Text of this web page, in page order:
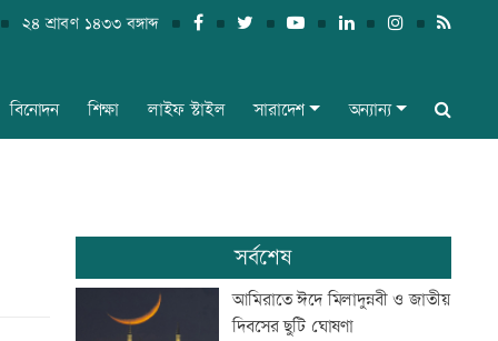
২৪ শ্রাবণ ১৪৩৩ বঙ্গাব্দ
বিনোদন শিক্ষা লাইফ স্টাইল সারাদেশ অন্যান্য
সর্বশেষ
আমিরাতে ঈদে মিলাদুন্নবী ও জাতীয়
দিবসের ছুটি ঘোষণা